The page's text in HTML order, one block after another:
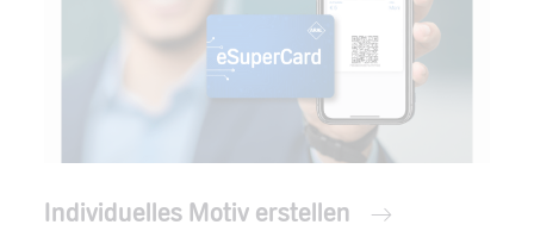
Individuelles Motiv erstellen